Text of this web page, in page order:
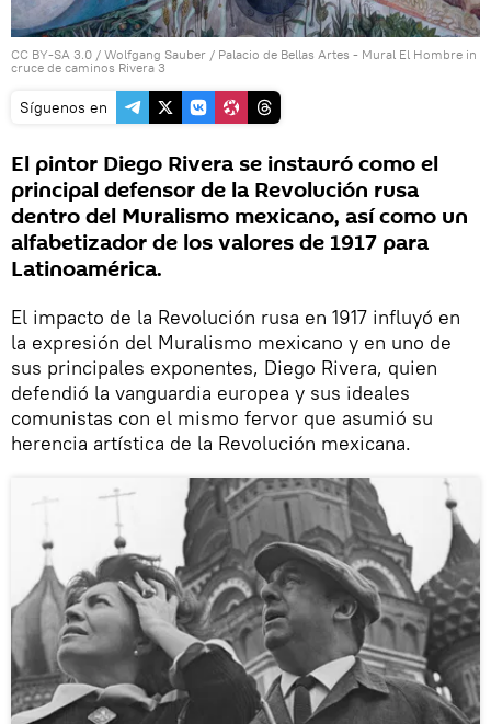
CC BY-SA 3.0 / Wolfgang Sauber / Palacio de Bellas Artes - Mural El Hombre in
cruce de caminos Rivera 3
Síguenos en
El pintor Diego Rivera se instauró como el
principal defensor de la Revolución rusa
dentro del Muralismo mexicano, así como un
alfabetizador de los valores de 1917 para
Latinoamérica.
El impacto de la Revolución rusa en 1917 influyó en
la expresión del Muralismo mexicano y en uno de
sus principales exponentes, Diego Rivera, quien
defendió la vanguardia europea y sus ideales
comunistas con el mismo fervor que asumió su
herencia artística de la Revolución mexicana.